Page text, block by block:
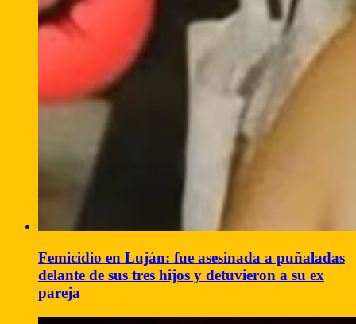
Femicidio en Luján: fue asesinada a puñaladas
delante de sus tres hijos y detuvieron a su ex
pareja